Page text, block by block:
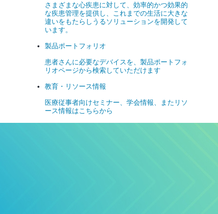
さまざまな心疾患に対して、効率的かつ効果的
な疾患管理を提供し、これまでの生活に大きな
違いをもたらしうるソリューションを開発して
います。
製品ポートフォリオ
患者さんに必要なデバイスを、製品ポートフォ
リオページから検索していただけます
教育・リソース情報
医療従事者向けセミナー、学会情報、またリソ
ース情報はこちらから